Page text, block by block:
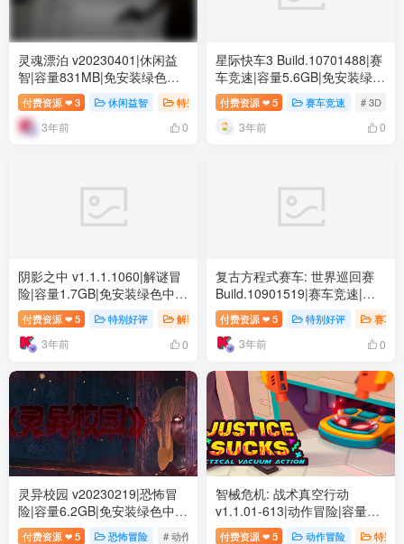
灵魂漂泊 v20230401|休闲益
智|容量831MB|免安装绿色中
文版
付费资源 ❤ 3 休闲益智 特别好评 # 单人 # 休闲 # 角色扮演
3年前 0
星际快车3 Build.10701488|赛
车竞速|容量5.6GB|免安装绿色
中文版
付费资源 ❤ 5 赛车竞速 # 3D
3年前 0
阴影之中 v1.1.1.1060|解谜冒
险|容量1.7GB|免安装绿色中文
版付费资源 ❤ 5 特别好评 解谜冒险 # 冒险 # 休闲 # 氛围
3年前 0
复古方程式赛车: 世界巡回赛
Build.10901519|赛车竞速|容
量1.6GB|免安装绿色中文版
付费资源 ❤ 5 特别好评 赛车
3年前 0
灵异校园 v20230219|恐怖冒
险|容量6.2GB|免安装绿色中文
版付费资源 ❤ 5 恐怖冒险 # 动作 # 休闲 # 3D
智械危机: 战术真空行动
v1.1.01-613|动作冒险|容量
2GB|免安装绿色中文版
付费资源 ❤ 5 动作冒险 特别